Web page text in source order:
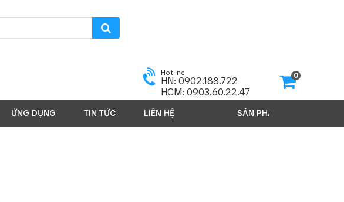
Hotline
HN: 0902.188.722
HCM: 0903.60.22.47
0
ỨNG DỤNG TIN TỨC LIÊN HỆ SẢN PHẨM 2026